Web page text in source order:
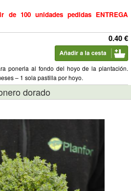
de 100 unidades pedidas ENTREGA
0.40 €
ponerla al fondo del hoyo de la plantación.
– 1 sola pastilla por hoyo.
dorado